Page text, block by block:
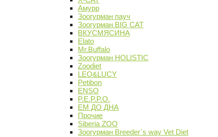
Амурр
Зоогурман пауч
Зоогурман BIG CAT
ВКУСМЯСИНА
Elato
Mr.Buffalo
Зоогурман HOLISTIC
Zoodiet
LEO&LUCY
Petibon
ENSO
P.E.P.P.O.
ЕМ ДО ДНА
Прочие
Siberia ZOO
Зоогурман Breeder`s way Vet Diet